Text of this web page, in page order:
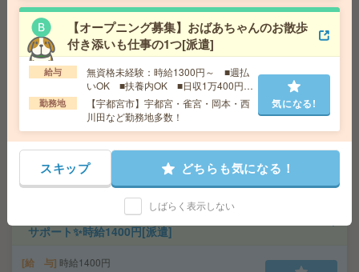
勤務地 本厚木駅徒歩1分 ※南口すぐ！
気になる!
2名募集！時給1800円！18時まで＊会計システムへの入
力など＊未経験でもOK[派遣]
給 与 時給1800円＋交 【月収例】344,250円～ ■
給与の前払いが可能な速払いサービスあり
神奈川県横須賀市 横須賀線 久里浜駅徒歩8
分、京急本線 京急久里浜駅徒歩5分
【9－16時／17時OK】未経験から始める窓口対応＆事務
サポート✨時給1400円[派遣]
給 与 時給1400円
【オープニング募集】おばあちゃんのお散歩
付き添いも仕事の1つ[派遣]
給与
無資格未経験：時給1300円～ ■週払
いOK ■扶養内OK ■日収1万400円以
上
勤務地
【宇都宮市】宇都宮・雀宮・岡本・西
川田など勤務地多数！
気になる!
スキップ どちらも気になる！
しばらく表示しない